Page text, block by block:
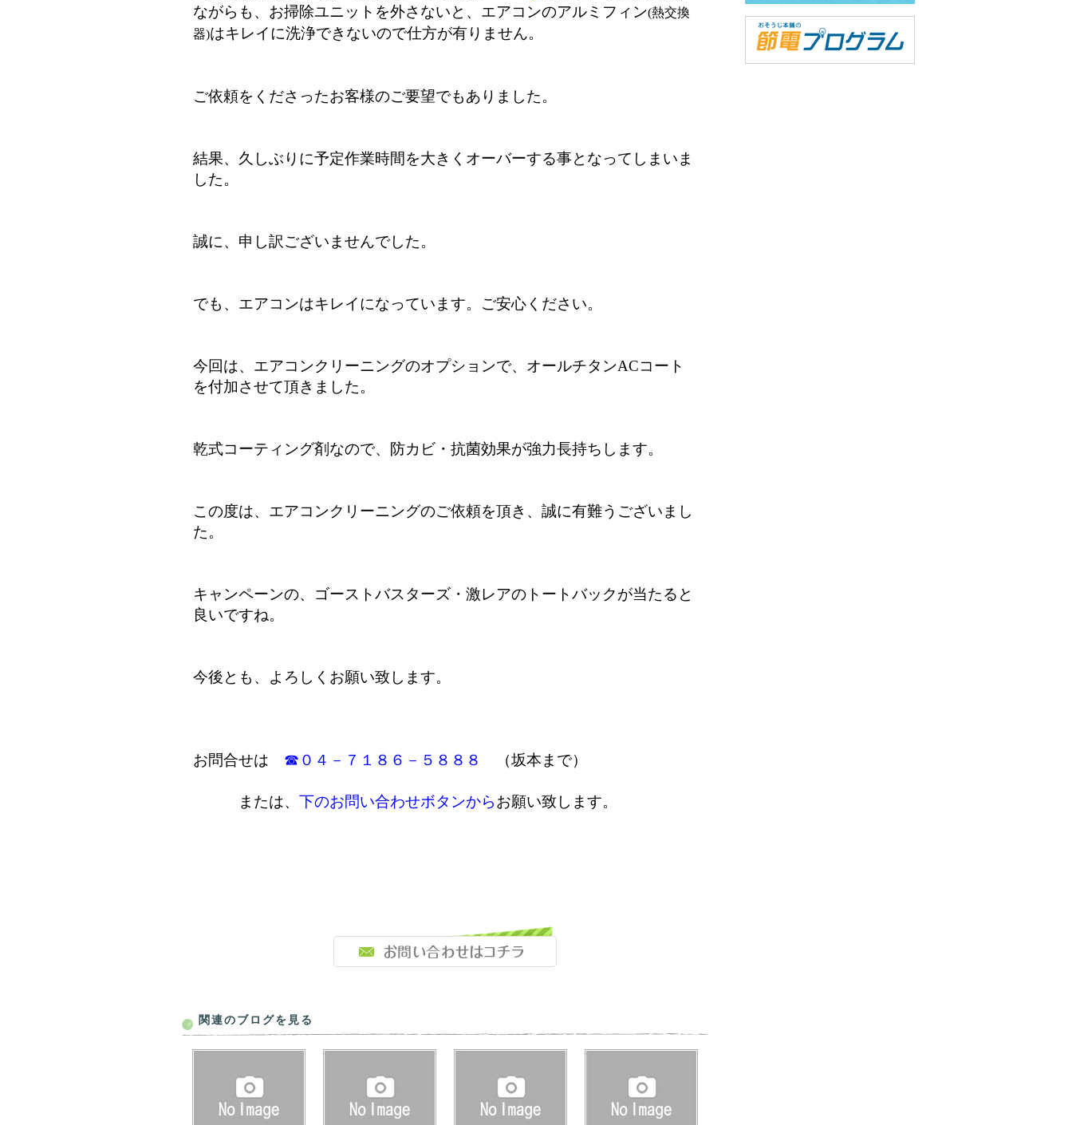
ながらも、 お掃除ユニットを外さないと、エアコンのアルミフィン(熱交換
器)はキレイに洗浄できないので仕方が有りません。
ご依頼をくださったお客様のご要望でもありました。
結果、久しぶりに予定作業時間を大きくオーバーする事となってしまいま
した。
誠に、申し訳ございませんでした。
でも、エアコンはキレイになっています。 ご安心ください。
今回は、エアコンクリーニングのオプションで、オールチタンACコート
を付加させて頂きました。
乾式コーティング剤なので、防カビ・抗菌効果が強力長持ちします。
この度は、エアコンクリーニングのご依頼を頂き、誠に有難うございまし
た。
キャンペーンの、ゴーストバスターズ・激レアのトートバックが当たると
良いですね。
今後とも、よろしくお願い致します。
お問合せは ☎０４－７１８６－５８８８ （坂本まで）
または、 下のお問い合わせボタンからお願い致します。
関連のブログを見る